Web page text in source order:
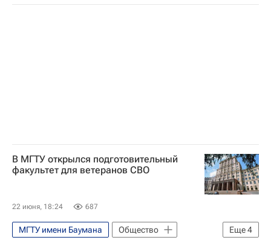
Финансовый университет при Правительстве РФ
В МГТУ открылся подготовительный
факультет для ветеранов СВО
22 июня, 18:24 687
Еще4
МГТУ имени Баумана
Общество